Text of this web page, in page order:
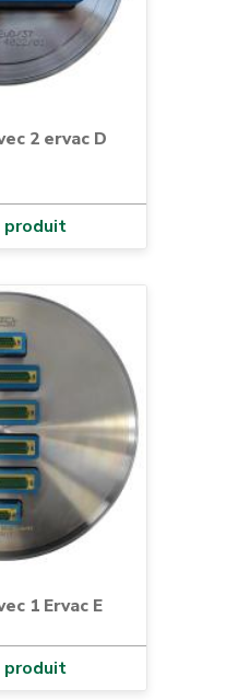
2 ervac D
produit
1 Ervac E
produit